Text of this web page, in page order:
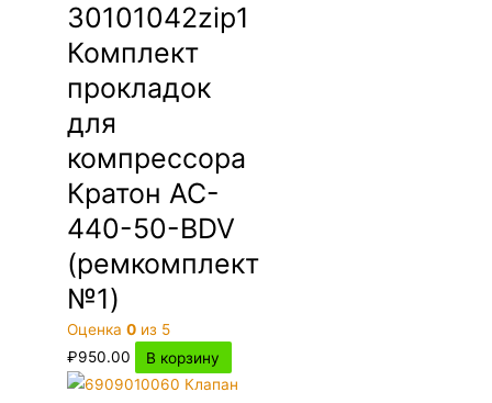
30101042zip1
Комплект
прокладок
для
компрессора
Кратон AC-
440-50-BDV
(ремкомплект
№1)
Оценка0 из 5
₽950.00 В корзину